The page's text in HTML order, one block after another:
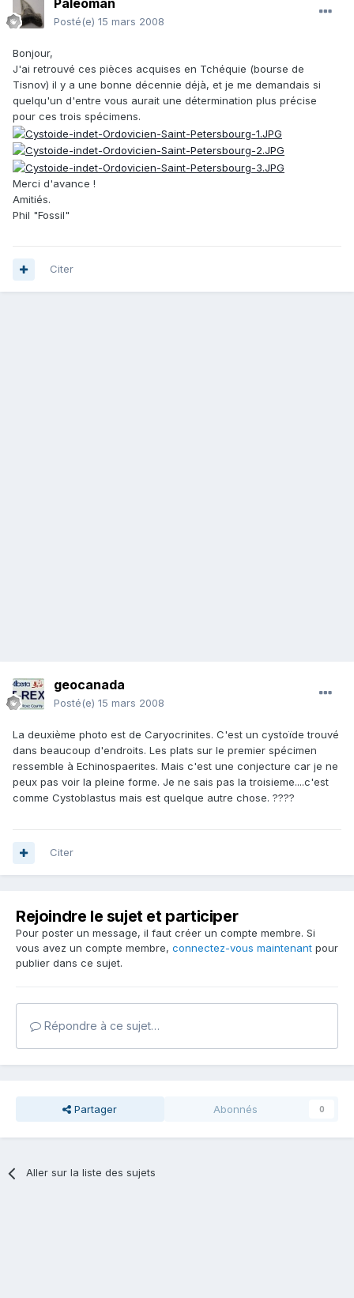
Paleoman
Posté(e) 15 mars 2008
Bonjour,
J'ai retrouvé ces pièces acquises en Tchéquie (bourse de
Tisnov) il y a une bonne décennie déjà, et je me demandais si
quelqu'un d'entre vous aurait une détermination plus précise
pour ces trois spécimens.
Merci d'avance !
Amitiés.
Phil "Fossil"
Citer
geocanada
Posté(e) 15 mars 2008
La deuxième photo est de Caryocrinites. C'est un cystoïde trouvé
dans beaucoup d'endroits. Les plats sur le premier spécimen
ressemble à Echinospaerites. Mais c'est une conjecture car je ne
peux pas voir la pleine forme. Je ne sais pas la troisieme....c'est
comme Cystoblastus mais est quelque autre chose. ????
Citer
Rejoindre le sujet et participer
Pour poster un message, il faut créer un compte membre. Si
vous avez un compte membre, connectez-vous maintenant pour
publier dans ce sujet.
Répondre à ce sujet…
Partager Abonnés 0
Aller sur la liste des sujets